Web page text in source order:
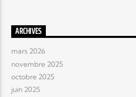
ARCHIVES
mars 2026
novembre 2025
octobre 2025
juin 2025